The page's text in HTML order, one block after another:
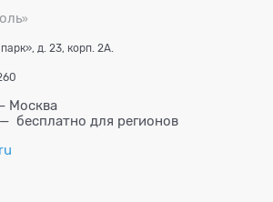
»
д. 23, корп. 2А.
Москва
— бесплатно для регионов